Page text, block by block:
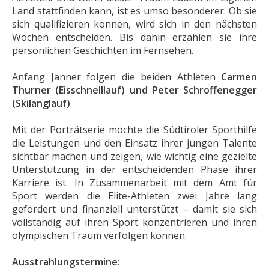
Land stattfinden kann, ist es umso besonderer. Ob sie
sich qualifizieren können, wird sich in den nächsten
Wochen entscheiden. Bis dahin erzählen sie ihre
persönlichen Geschichten im Fernsehen.
Anfang Jänner folgen die beiden Athleten Carmen
Thurner (Eisschnelllauf) und Peter Schroffenegger
(Skilanglauf).
Mit der Porträtserie möchte die Südtiroler Sporthilfe
die Leistungen und den Einsatz ihrer jungen Talente
sichtbar machen und zeigen, wie wichtig eine gezielte
Unterstützung in der entscheidenden Phase ihrer
Karriere ist. In Zusammenarbeit mit dem Amt für
Sport werden die Elite-Athleten zwei Jahre lang
gefördert und finanziell unterstützt – damit sie sich
vollständig auf ihren Sport konzentrieren und ihren
olympischen Traum verfolgen können.
Ausstrahlungstermine: